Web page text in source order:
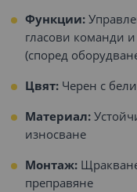
Функции:
гласови команди
(според
Цвят: Черен с
Материал:
износване
Монтаж:
преправяне